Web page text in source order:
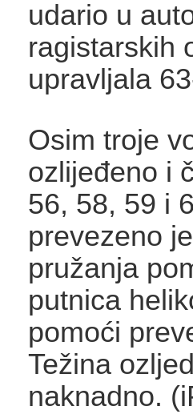
udario u
ragistarskih
upravljala
Osim troje
ozlijeđeno i
56, 58, 59 i
prevezeno
pružanja
putnica
pomoći
Težina
naknadno.